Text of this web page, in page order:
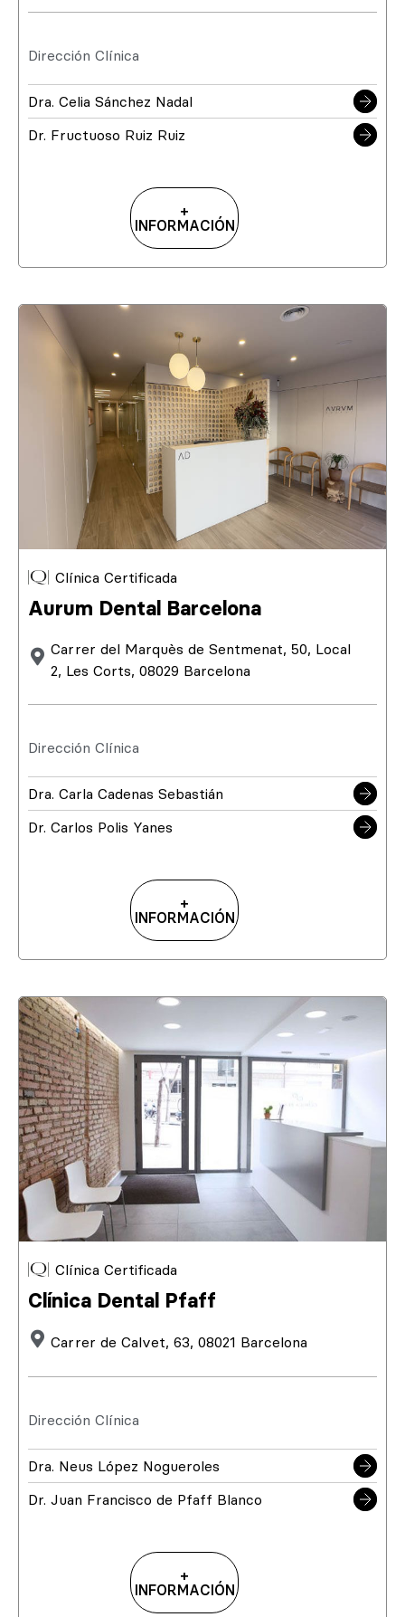
Dirección Clínica
Dra. Celia Sánchez Nadal
Dr. Fructuoso Ruiz Ruiz
+
INFORMACIÓN
Clínica Certificada
Aurum Dental Barcelona
Carrer del Marquès de Sentmenat, 50, Local
2, Les Corts, 08029 Barcelona
Dirección Clínica
Dra. Carla Cadenas Sebastián
Dr. Carlos Polis Yanes
+
INFORMACIÓN
Clínica Certificada
Clínica Dental Pfaff
Carrer de Calvet, 63, 08021 Barcelona
Dirección Clínica
Dra. Neus López Nogueroles
Dr. Juan Francisco de Pfaff Blanco
+
INFORMACIÓN